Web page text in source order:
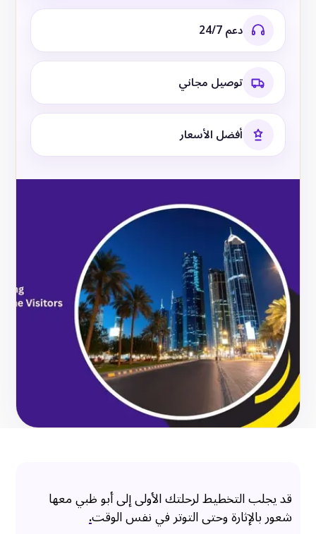
دعم 24/7
توصيل مجاني
أفضل الأسعار
قد يجلب التخطيط لرحلتك الأولى إلى أبو ظبي معها
شعور بالإثارة وحتى التوتر في نفس الوقت.